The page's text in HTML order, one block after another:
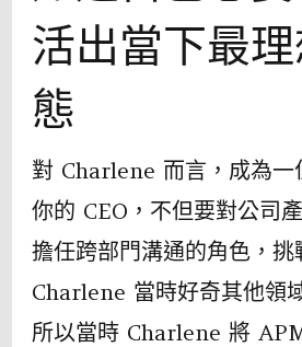
活出當下最
態
對 Charlene 而言，成為
你的 CEO，不但要對公司
擔任跨部門溝通的角色，挑
Charlene 當時好奇其他領
所以當時 Charlene 將